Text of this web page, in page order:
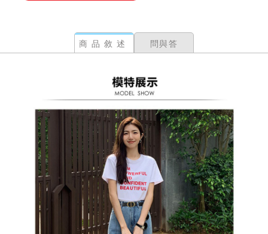
商品敘述 問與答